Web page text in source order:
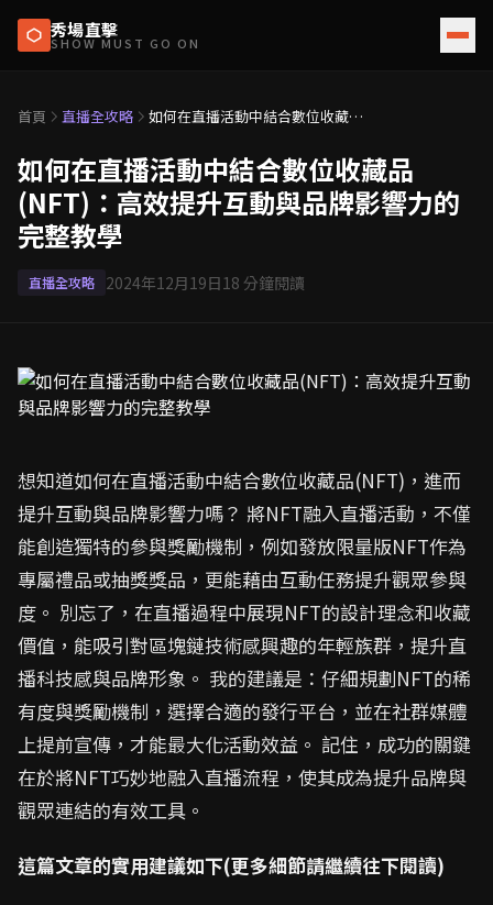
秀場直擊
SHOW MUST GO ON
首頁 直播全攻略
如何在直播活動中結合數位收藏品
的完整教學
如何在直播活動中結合數位收藏品
(NFT)：高效提升互動與品牌影響力的
完整教學
直播全攻略 2024年12月19日18 分鐘閱讀
想知道如何在直播活動中結合數位收藏品(NFT)，進而
提升互動與品牌影響力嗎？ 將NFT融入直播活動，不僅
能創造獨特的參與獎勵機制，例如發放限量版NFT作為
專屬禮品或抽獎獎品，更能藉由互動任務提升觀眾參與
度。 別忘了，在直播過程中展現NFT的設計理念和收藏
價值，能吸引對區塊鏈技術感興趣的年輕族群，提升直
播科技感與品牌形象。 我的建議是：仔細規劃NFT的稀
有度與獎勵機制，選擇合適的發行平台，並在社群媒體
上提前宣傳，才能最大化活動效益。 記住，成功的關鍵
在於將NFT巧妙地融入直播流程，使其成為提升品牌與
觀眾連結的有效工具。
這篇文章的實用建議如下(更多細節請繼續往下閱讀)